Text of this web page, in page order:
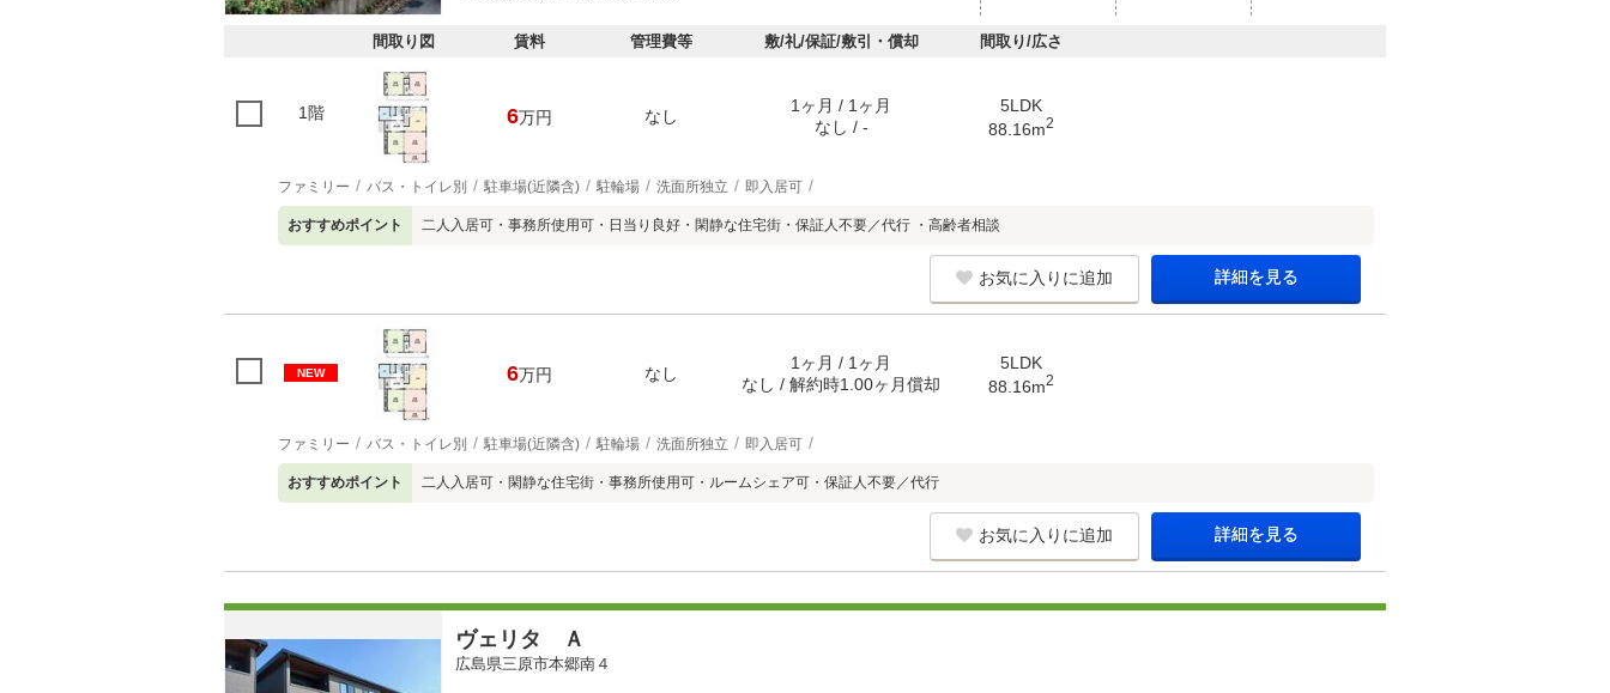
間取り図 賃料 管理費等 敷/礼/保証/敷引・償却 間取り/広さ
1階 6万円 なし
1ヶ月 / 1ヶ月
なし / -
5LDK
88.16m2
ファミリー バス・トイレ別 駐車場(近隣含) 駐輪場 洗面所独立 即入居可
おすすめポイント 二人入居可・事務所使用可・日当り良好・閑静な住宅街・保証人不要／代行 ・高齢者相談
お気に入りに追加 詳細を見る
NEW 6万円 なし
1ヶ月 / 1ヶ月
なし / 解約時1.00ヶ月償却
5LDK
88.16m2
ファミリー バス・トイレ別 駐車場(近隣含) 駐輪場 洗面所独立 即入居可
おすすめポイント 二人入居可・閑静な住宅街・事務所使用可・ルームシェア可・保証人不要／代行
お気に入りに追加 詳細を見る
ヴェリタ Ａ
広島県三原市本郷南４